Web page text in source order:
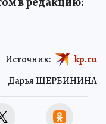
Дарья ЩЕРБИНИНА
Источник: kp.ru